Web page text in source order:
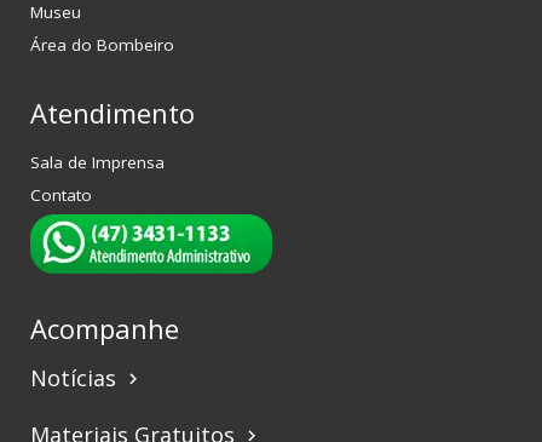
Museu
Área do Bombeiro
Atendimento
Sala de Imprensa
Contato
Acompanhe
Notícias keyboard_arrow_right
Materiais Gratuitos keyboard_arrow_right